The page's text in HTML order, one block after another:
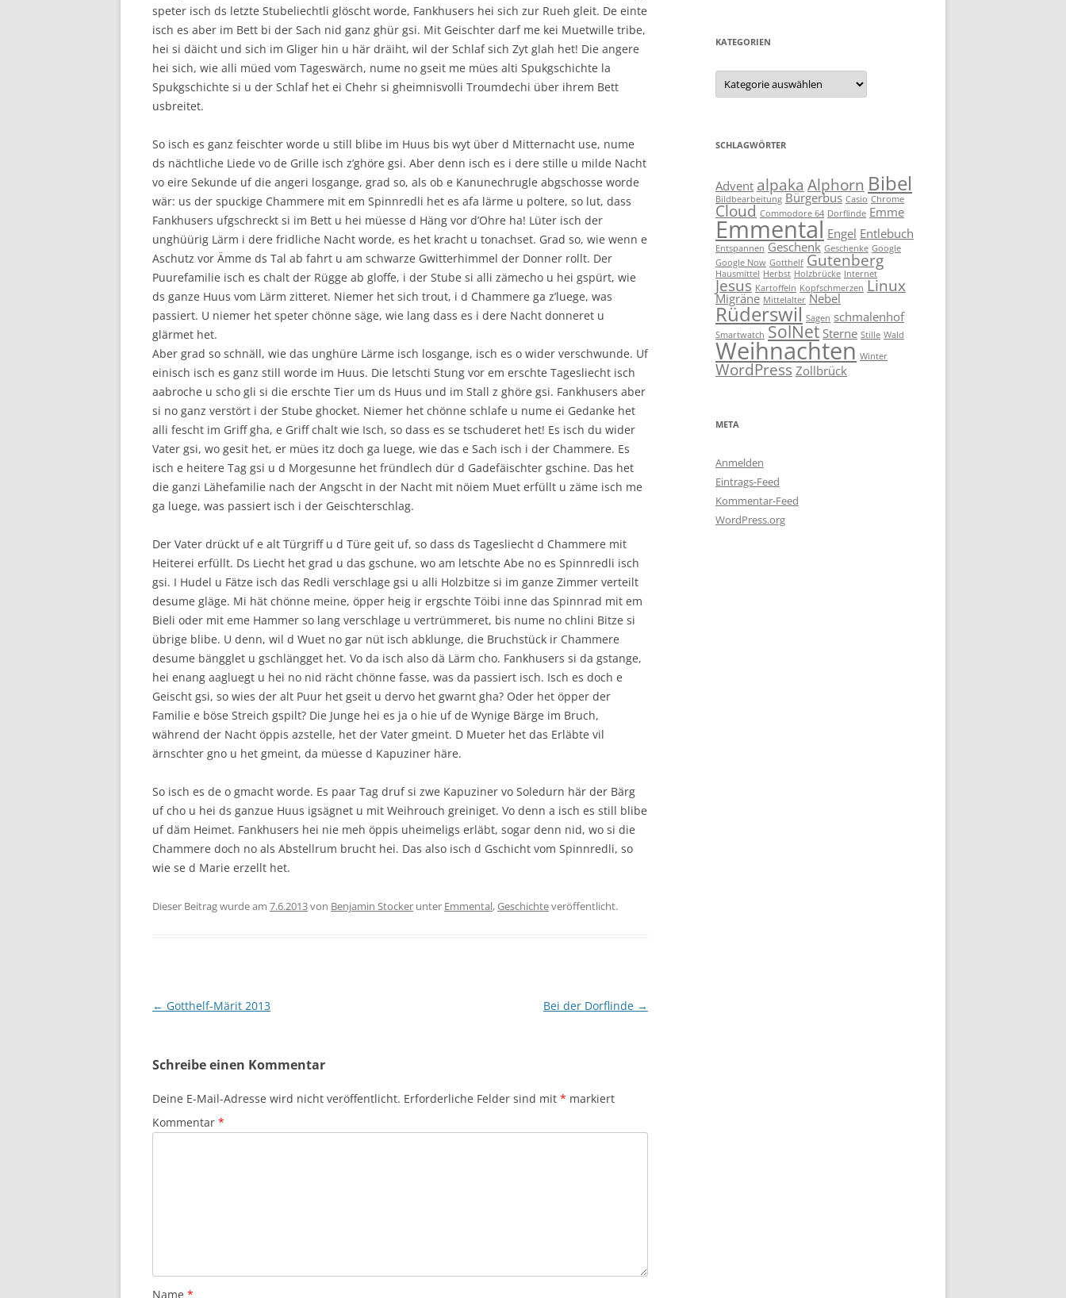
speter isch ds letzte Stubeliechtli glöscht worde, Fankhusers hei sich zur Rueh gleit. De einte
isch es aber im Bett bi der Sach nid ganz ghür gsi. Mit Geischter darf me kei Muetwille tribe,
hei si däicht und sich im Gliger hin u här dräiht, wil der Schlaf sich Zyt glah het! Die angere
hei sich, wie alli müed vom Tageswärch, nume no gseit me mües alti Spukgschichte la
Spukgschichte si u der Schlaf het ei Chehr si gheimnisvolli Troumdechi über ihrem Bett
usbreitet.
So isch es ganz feischter worde u still blibe im Huus bis wyt über d Mitternacht use, nume
ds nächtliche Liede vo de Grille isch z’ghöre gsi. Aber denn isch es i dere stille u milde Nacht
vo eire Sekunde uf die angeri losgange, grad so, als ob e Kanunechrugle abgschosse worde
wär: us der spuckige Chammere mit em Spinnredli het es afa lärme u poltere, so lut, dass
Fankhusers ufgschreckt si im Bett u hei müesse d Häng vor d’Ohre ha! Lüter isch der
unghüürig Lärm i dere fridliche Nacht worde, es het kracht u tonachset. Grad so, wie wenn e
Aschutz vor Ämme ds Tal ab fahrt u am schwarze Gwitterhimmel der Donner rollt. Der
Puurefamilie isch es chalt der Rügge ab gloffe, i der Stube si alli zämecho u hei gspürt, wie
ds ganze Huus vom Lärm zitteret. Niemer het sich trout, i d Chammere ga z’luege, was
passiert. U niemer het speter chönne säge, wie lang dass es i dere Nacht donneret u
glärmet het.
Aber grad so schnäll, wie das unghüre Lärme isch losgange, isch es o wider verschwunde. Uf
einisch isch es ganz still worde im Huus. Die letschti Stung vor em erschte Tagesliecht isch
aabroche u scho gli si die erschte Tier um ds Huus und im Stall z ghöre gsi. Fankhusers aber
si no ganz verstört i der Stube ghocket. Niemer het chönne schlafe u nume ei Gedanke het
alli fescht im Griff gha, e Griff chalt wie Isch, so dass es se tschuderet het! Es isch du wider
Vater gsi, wo gesit het, er mües itz doch ga luege, wie das e Sach isch i der Chammere. Es
isch e heitere Tag gsi u d Morgesunne het fründlech dür d Gadefäischter gschine. Das het
die ganzi Lähefamilie nach der Angscht in der Nacht mit nöiem Muet erfüllt u zäme isch me
ga luege, was passiert isch i der Geischterschlag.
Der Vater drückt uf e alt Türgriff u d Türe geit uf, so dass ds Tagesliecht d Chammere mit
Heiterei erfüllt. Ds Liecht het grad u das gschune, wo am letschte Abe no es Spinnredli isch
gsi. I Hudel u Fätze isch das Redli verschlage gsi u alli Holzbitze si im ganze Zimmer verteilt
desume gläge. Mi hät chönne meine, öpper heig ir ergschte Töibi inne das Spinnrad mit em
Bieli oder mit eme Hammer so lang verschlage u vertrümmeret, bis nume no chlini Bitze si
übrige blibe. U denn, wil d Wuet no gar nüt isch abklunge, die Bruchstück ir Chammere
desume bängglet u gschlängget het. Vo da isch also dä Lärm cho. Fankhusers si da gstange,
hei enang aagluegt u hei no nid rächt chönne fasse, was da passiert isch. Isch es doch e
Geischt gsi, so wies der alt Puur het gseit u dervo het gwarnt gha? Oder het öpper der
Familie e böse Streich gspilt? Die Junge hei es ja o hie uf de Wynige Bärge im Bruch,
während der Nacht öppis azstelle, het der Vater gmeint. D Mueter het das Erläbte vil
ärnschter gno u het gmeint, da müesse d Kapuziner häre.
So isch es de o gmacht worde. Es paar Tag druf si zwe Kapuziner vo Soledurn här der Bärg
uf cho u hei ds ganzue Huus igsägnet u mit Weihrouch greiniget. Vo denn a isch es still blibe
uf däm Heimet. Fankhusers hei nie meh öppis uheimeligs erläbt, sogar denn nid, wo si die
Chammere doch no als Abstellrum brucht hei. Das also isch d Gschicht vom Spinnredli, so
wie se d Marie erzellt het.
Dieser Beitrag wurde am 7.6.2013von Benjamin Stocker unter Emmental,Geschichteveröffentlicht.
Beitragsnavigation
← Gotthelf-Märit 2013 Bei der Dorflinde →
Schreibe einen Kommentar
Deine E-Mail-Adresse wird nicht veröffentlicht. Erforderliche Felder sind mit * markiert
Kommentar *
Name *
KATEGORIEN
Kategorien
SCHLAGWÖRTER
Advent alpaka Alphorn Bibel
Bildbearbeitung Bürgerbus Casio Chrome
Cloud Commodore 64 Dorflinde Emme
Emmental Engel Entlebuch
Entspannen Geschenk Geschenke Google
Google Now Gotthelf Gutenberg
Hausmittel Herbst Holzbrücke Internet
Jesus Kartoffeln Kopfschmerzen Linux
Migräne Mittelalter Nebel
Rüderswil Sagen schmalenhof
Smartwatch SolNet Sterne Stille Wald
Weihnachten Winter
WordPress Zollbrück
META
Anmelden
Eintrags-Feed
Kommentar-Feed
WordPress.org